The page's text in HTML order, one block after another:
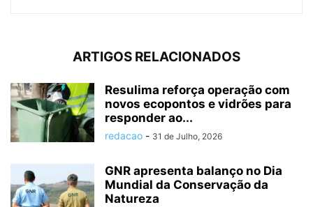
ARTIGOS RELACIONADOS
Resulima reforça operação com
novos ecopontos e vidrões para
responder ao...
redacao - 31 de Julho, 2026
GNR apresenta balanço no Dia
Mundial da Conservação da
Natureza